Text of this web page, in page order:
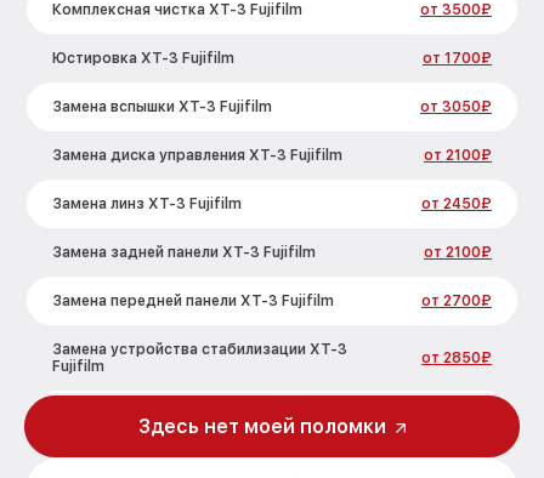
Комплексная чистка XT-3 Fujifilm от 3500₽
Юстировка XT-3 Fujifilm от 1700₽
Замена вспышки XT-3 Fujifilm от 3050₽
Замена диска управления XT-3 Fujifilm от 2100₽
Замена линз XT-3 Fujifilm от 2450₽
Замена задней панели XT-3 Fujifilm от 2100₽
Замена передней панели XT-3 Fujifilm от 2700₽
Замена устройства стабилизации XT-3
Fujifilm
от 2850₽
Замена фокусировочного экрана XT-3
Здесь нет моей поломки